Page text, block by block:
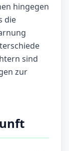
hingegen
die
sind
zur